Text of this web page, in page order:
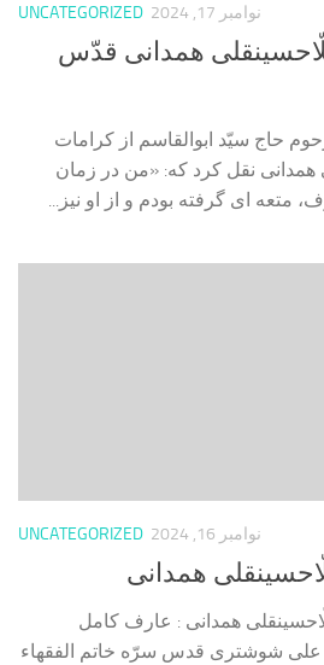
UNCATEGORIZED نوامبر 17, 2024
همدانی قدّس
اذن پدر 1. مرحوم حاج سيّد ابوالقاسم از كرامات
همدانى نقل كرد كه: «من در زمان
اى گرفته بودم و از او نيز...
UNCATEGORIZED نوامبر 16, 2024
همدانی
همدانی : عارف کامل
شوشتری قدس سرّه خاتم الفقهاء